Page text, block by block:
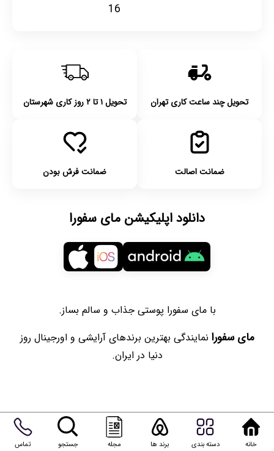
16
تحویل چند ساعت کاری تهران تحویل ۱ تا ۲ روز کاری شهرستان
ضمانت اصالت ضمانت فرش بودن
دانلود اپلیکیشن مای سفورا
با مای سفورا پوستی جذاب و سالم بساز.
مای سفورا نمایندگی بهترین برندهای آرایشی و اورجینال روز
دنیا در ایران.
خانه دسته بندی برند ها مجله جستجو تماس